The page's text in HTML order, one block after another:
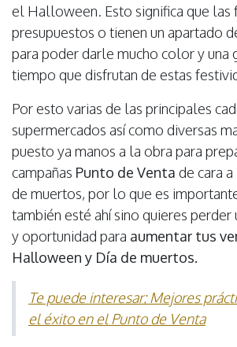
el Halloween. Esto significa que las
presupuestos o tienen un apartado
para poder darle mucho color y una
tiempo que disfrutan de estas
Por esto varias de las principales
supermercados así como diversas
puesto ya manos a la obra para
campañas Punto de Venta de cara
de muertos, por lo que es
también esté ahí sino quieres perder
y oportunidad para aumentar tus
Halloween y Día de muertos.
Te puede interesar: Mejores
el éxito en el Punto de Venta